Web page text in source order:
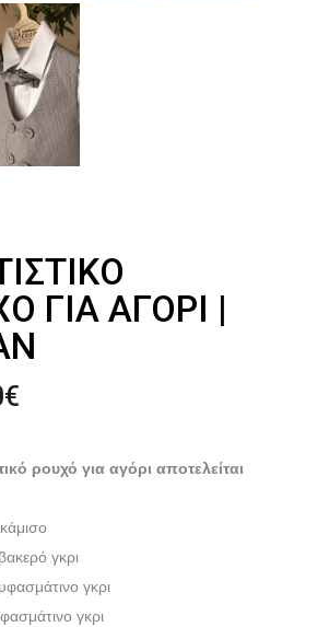
ΓΙΑ ΑΓΌΡΙ |
€
ρουχό για αγόρι αποτελείται
γκρι
γκρι
γκρι